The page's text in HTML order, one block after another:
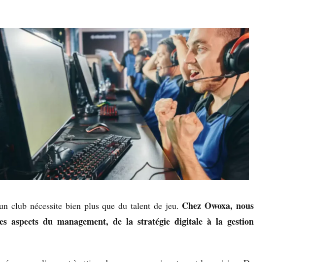
club nécessite bien plus que du talent de jeu. Chez Owoxa, nous
aspects du management, de la stratégie digitale à la gestion